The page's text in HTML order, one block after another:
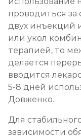
проводиться
двух инъекций
или укол
терапией, то
делается
вводится
5-8 дней
Довженко.
Для
зависимости